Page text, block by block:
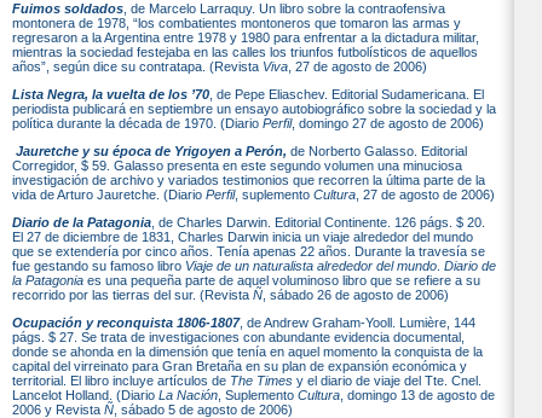
Fuimos soldados , de Marcelo Larraquy. Un libro sobre la contraofensiva
montonera de 1978, “los combatientes montoneros que tomaron las armas y
regresaron a la Argentina entre 1978 y 1980 para enfrentar a la dictadura militar,
mientras la sociedad festejaba en las calles los triunfos futbolísticos de aquellos
años”, según dice su contratapa. (Revista Viva , 27 de agosto de 2006)
Lista Negra, la vuelta de los ’70 , de Pepe Eliaschev. Editorial Sudamericana. El
periodista publicará en septiembre un ensayo autobiográfico sobre la sociedad y la
política durante la década de 1970. (Diario Perfil, domingo 27 de agosto de 2006)
Jauretche y su época de Yrigoyen a Perón, de Norberto Galasso. Editorial
Corregidor, $ 59. Galasso presenta en este segundo volumen una minuciosa
investigación de archivo y variados testimonios que recorren la última parte de la
vida de Arturo Jauretche. (Diario Perfil, suplemento Cultura , 27 de agosto de 2006)
Diario de la Patagonia , de Charles Darwin. Editorial Continente. 126 págs. $ 20.
El 27 de diciembre de 1831, Charles Darwin inicia un viaje alrededor del mundo
que se extendería por cinco años. Tenía apenas 22 años. Durante la travesía se
fue gestando su famoso libro Viaje de un naturalista alrededor del mundo Diario de
la Patagonia es una pequeña parte de aquel voluminoso libro que se refiere a su
recorrido por las tierras del sur. (Revista Ñ , sábado 26 de agosto de 2006)
Ocupación y reconquista 1806-1807, de Andrew Graham-Yooll. Lumière, 144
págs. $ 27. Se trata de investigaciones con abundante evidencia documental,
donde se ahonda en la dimensión que tenía en aquel momento la conquista de la
capital del virreinato para Gran Bretaña en su plan de expansión económica y
territorial. El libro incluye artículos de The Times y el diario de viaje del Tte. Cnel.
Lancelot Holland. (Diario La Nación , Suplemento Cultura , domingo 13 de agosto de
2006 y Revista Ñ , sábado 5 de agosto de 2006)